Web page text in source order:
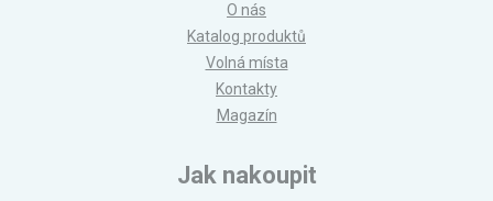
O nás
Katalog produktů
Volná místa
Kontakty
Magazín
Jak nakoupit